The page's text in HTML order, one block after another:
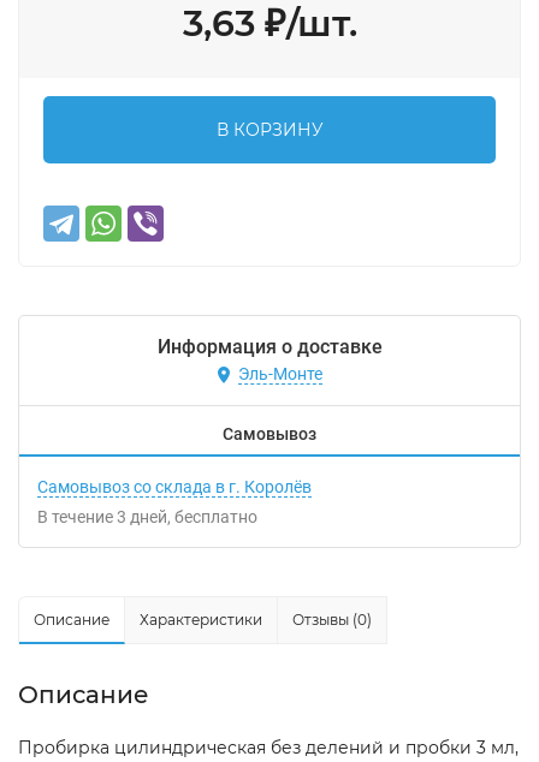
3,63 ₽/шт.
В КОРЗИНУ
Информация о доставке
Эль-Монте
Самовывоз
Самовывоз со склада в г. Королёв
В течение3 дней Бесплатно
Описание Характеристики Отзывы (0)
Описание
Пробирка цилиндрическая без делений и пробки 3 мл,